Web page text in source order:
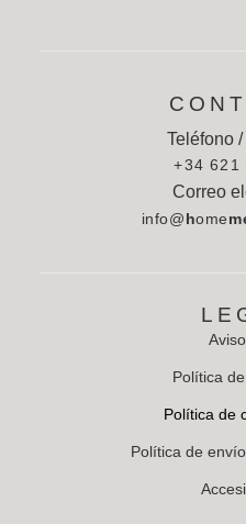
Teléfono
+34 621
Correo
info@home
Política
Política de
Política de